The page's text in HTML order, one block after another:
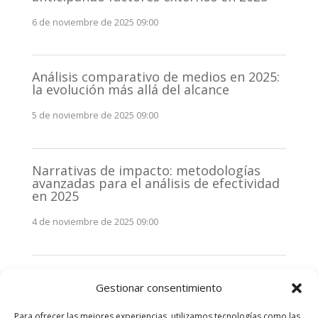
Gestionar consentimiento
6 de noviembre de 2025 09:00
Análisis comparativo de medios en 2025:
la evolución más allá del alcance
5 de noviembre de 2025 09:00
Narrativas de impacto: metodologías
avanzadas para el análisis de efectividad
en 2025
4 de noviembre de 2025 09:00
stakeholders en 2025: La clave de la